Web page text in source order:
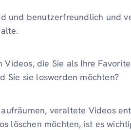
und benutzerfreundlich und
die Sie als Ihre
Sie sie loswerden möchten?
veraltete Videos
löschen möchten, ist es